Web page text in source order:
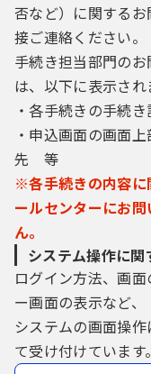
否など）に関する
接ご連絡ください。
手続き担当部門の
は、以下に表示され
・各手続きの手続
・申込画面の画面
先 等
※各手続きの内容に
ールセンターにお
ん。
システム操作に関
ログイン方法、画
ー画面の表示など、
システムの画面操
て受け付けています。